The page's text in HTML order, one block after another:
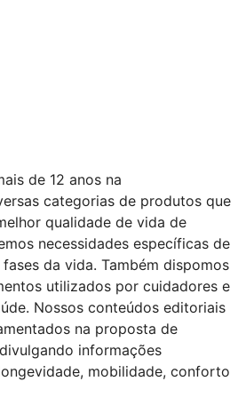
de 12 anos na
categorias de produtos que
qualidade de vida de
necessidades específicas de
da vida. Também dispomos
utilizados por cuidadores e
Nossos conteúdos editoriais
na proposta de
informações
mobilidade, conforto